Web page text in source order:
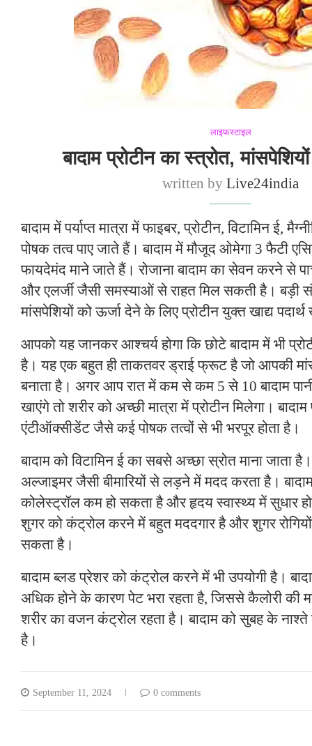
लाइफस्टाइल
बादाम प्रोटीन का स्त्रोत,
written byLive24india
बादाम में पर्याप्त मात्रा में फाइबर, प्रोटीन, विटामिन ई,
पोषक तत्व पाए जाते हैं। बादाम में मौजूद ओमेगा 3 फैटी
फायदेमंद माने जाते हैं। रोजाना बादाम का सेवन करने से
और एलर्जी जैसी समस्याओं से राहत मिल सकती है। बड़ी
मांसपेशियों को ऊर्जा देने के लिए प्रोटीन युक्त खाद्य
आपको यह जानकर आश्चर्य होगा कि छोटे बादाम में भी
है। यह एक बहुत ही ताकतवर ड्राई फ्रूट है जो आपकी
बनाता है। अगर आप रात में कम से कम 5 से 10 बादाम
खाएंगे तो शरीर को अच्छी मात्रा में प्रोटीन मिलेगा।
एंटीऑक्सीडेंट जैसे कई पोषक तत्वों से भी भरपूर होता है।
बादाम को विटामिन ई का सबसे अच्छा स्रोत माना जाता
अल्जाइमर जैसी बीमारियों से लड़ने में मदद करता है।
कोलेस्ट्रॉल कम हो सकता है और हृदय स्वास्थ्य में सुधार
शुगर को कंट्रोल करने में बहुत मददगार है और शुगर
सकता है।
बादाम ब्लड प्रेशर को कंट्रोल करने में भी उपयोगी है।
अधिक होने के कारण पेट भरा रहता है, जिससे कैलोरी की
शरीर का वजन कंट्रोल रहता है। बादाम को सुबह के
है।
September 11, 2024 0 comments